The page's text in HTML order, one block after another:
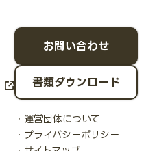
お問い合わせ
書類ダウンロード
運営団体について
プライバシーポリシー